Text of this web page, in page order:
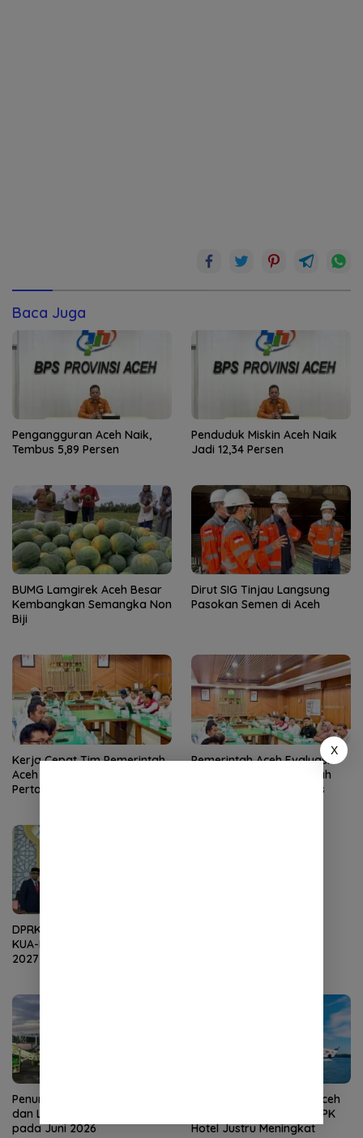
Baca Juga
Pengangguran Aceh Naik,
Tembus 5,89 Persen
Penduduk Miskin Aceh Naik
Jadi 12,34 Persen
BUMG Lamgirek Aceh Besar
Kembangkan Semangka Non
Biji
Dirut SIG Tinjau Langsung
Pasokan Semen di Aceh
Kerja Cepat Tim Pemerintah
Aceh Membuahkan Hasil,
Pertamina Tambah
Pemerintah Aceh Evaluasi
Kelangkaan, SBA Tambah
Pasokan Semen Andalas
DPRK Terima Dokumen R-
KUA-PPAS APBK Banda Aceh
2027 dari Eksekutif
Penumpang Angkutan Udara
dan Laut di Aceh Meningkat
pada Juni 2026
Kunjungan Wisman ke Aceh
Turun pada Juni 2026, TPK
Hotel Justru Meningkat
X